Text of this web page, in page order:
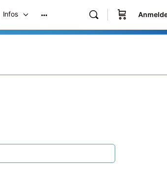
Infos